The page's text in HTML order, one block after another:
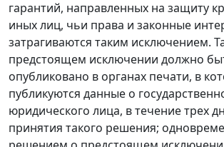
гарантий, направленных на защиту
иных лиц, чьи права и законные
затрагиваются таким исключением.
предстоящем исключении должно
опубликовано в органах печати, в
публикуются данные о
юридического лица, в течение трех
принятия такого решения;